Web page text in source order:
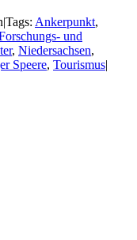
|Tags: Ankerpunkt,
und
, Niedersachsen,
Speere, Tourismus|